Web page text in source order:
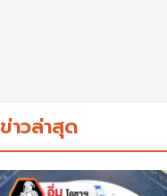
ข่าวล่าสุด